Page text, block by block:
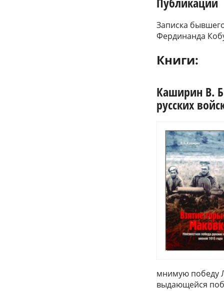
Записка
Фердинанда
Книги:
Каширин В.
русских
мнимую победу
выдающейся